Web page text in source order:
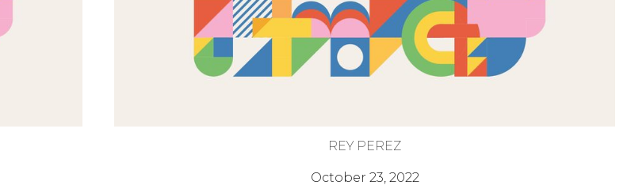
REY PEREZ
October 23, 2022